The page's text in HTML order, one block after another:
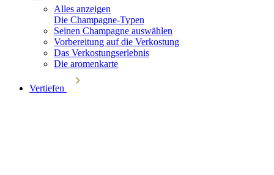
Alles anzeigen
Die Champagne-Typen
Seinen Champagne auswählen
Vorbereitung auf die Verkostung
Das Verkostungserlebnis
Die aromenkarte
Vertiefen